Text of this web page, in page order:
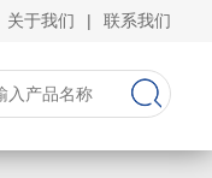
关于我们 | 联系我们